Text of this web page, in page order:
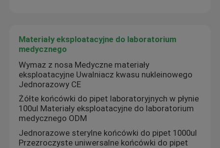
Materiały eksploatacyjne do laboratorium
medycznego
Wymaz z nosa Medyczne materiały
eksploatacyjne Uwalniacz kwasu nukleinowego
Jednorazowy CE
Żółte końcówki do pipet laboratoryjnych w płynie
100ul Materiały eksploatacyjne do laboratorium
medycznego ODM
Jednorazowe sterylne końcówki do pipet 1000ul
Przezroczyste uniwersalne końcówki do pipet